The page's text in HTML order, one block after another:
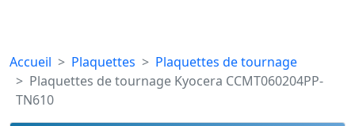
Accueil Plaquettes
Plaquettes de tournage
Plaquettes de tournage Kyocera CCMT060204PP-
TN610